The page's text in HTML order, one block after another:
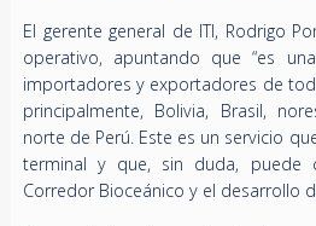
El gerente general de ITI, Rodrigo
operativo, apuntando que “es
importadores y exportadores de
principalmente, Bolivia, Brasil,
norte de Perú. Este es un servicio
terminal y que, sin duda, puede
Corredor Bioceánico y el desarrollo